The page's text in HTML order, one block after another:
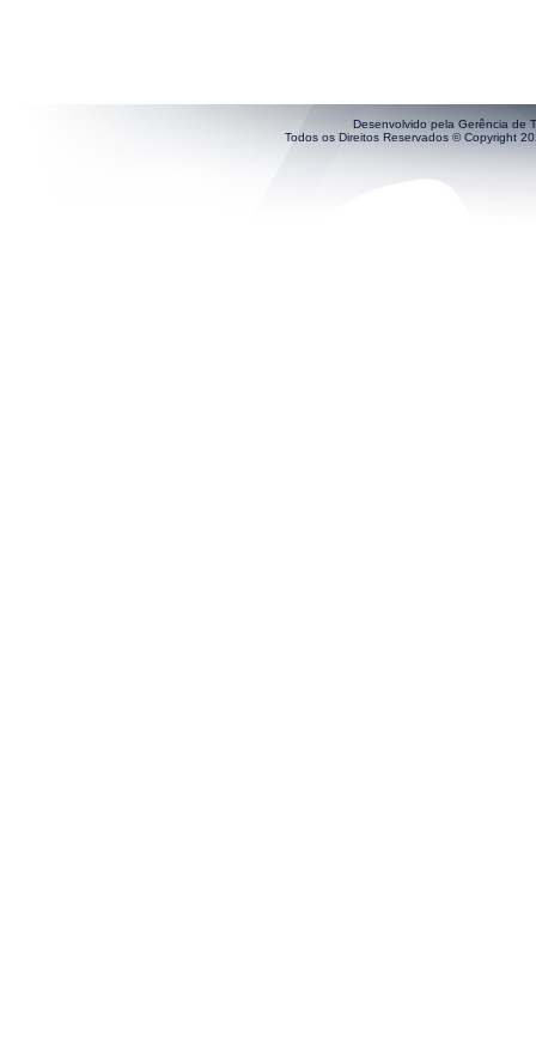
Desenvolvido pela Gerência de
Todos os Direitos Reservados © Copyright